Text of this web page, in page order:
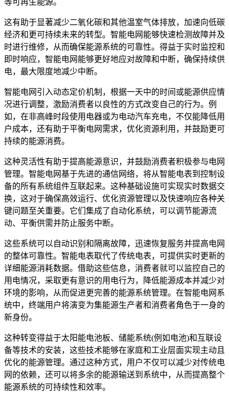
等可再生能源。
这有助于显著减少二氧化碳和其他温室气体排放，加速向低碳
经济和更可持续未来的转型。智能电网能够快速检测故障并及
时进行维修，从而确保能源系统的可靠性。得益于实时监控和
即时响应，智能电网能够更好地应对故障和中断，确保持续供
电，最大限度地减少中断。
智能电网引入动态定价机制，根据一天中的时间或能源供应情
况进行调整，激励消费者以良性的方式改变自己的行为。例
如，在非高峰时段使用电器或为电动汽车充电，不仅能降低用
户成本，还有助于平衡电网需求，优化资源利用，并鼓励更可
持续的能源消费。
这种灵活性有助于提高能源意识，并鼓励消费者积极参与电网
管理。智能电网基于先进的通信网络，将从智能电表到控制设
备的所有系统组件互联起来。这种基础设施可实现实时数据交
换，这对于确保高效运行、优化资源管理以及快速响应各种关
键问题至关重要。它们集成了自动化系统，可以调节能源流
动、平衡供需并防止服务中断。
这些系统可以自动识别和隔离故障，迅速恢复服务并提高电网
的整体可靠性。智能电表取代了传统电表，可提供实时更新的
详细能源消耗数据。借助这些信息，消费者就可以监控自己的
用电情况，采取更有意识的用电行为，降低能源成本并减少对
环境的影响，从而促进更完善的能源系统管理。在智能电网系
统中，终端用户将演变为集能源生产者和消费者角色于一身的
新身份。
这种转变得益于太阳能电池板、储能系统(例如电池)和互联设
备等技术的安装，这些技术能够在家庭和工业层面实现主动且
优化的能源管理。通过这种方式，用户不仅可以减少对传统电
网的依赖，还可以将多余的能源输送到系统中，从而提高整个
能源系统的可持续性和效率。